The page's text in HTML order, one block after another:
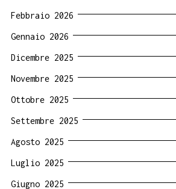
Febbraio 2026
Gennaio 2026
Dicembre 2025
Novembre 2025
Ottobre 2025
Settembre 2025
Agosto 2025
Luglio 2025
Giugno 2025